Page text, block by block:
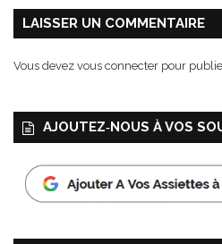
m
a
d
e
LAISSER UN COMMENTAIRE
Vous devez vous connecter pour
AJOUTEZ‑NOUS À VOS